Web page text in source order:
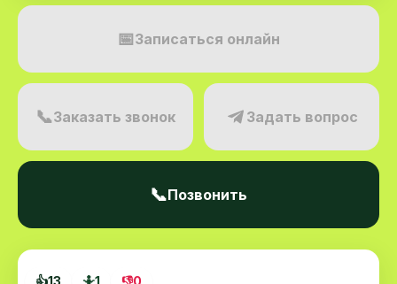
👍13 🤷1 👎0
📅Записаться онлайн
📞Заказать звонок Задать вопрос
📞Позвонить